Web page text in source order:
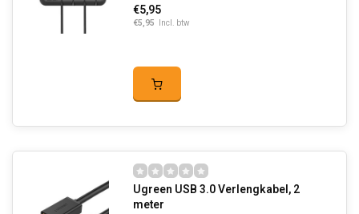
€5,95
€5,95 Incl. btw
Ugreen USB 3.0 Verlengkabel, 2
meter